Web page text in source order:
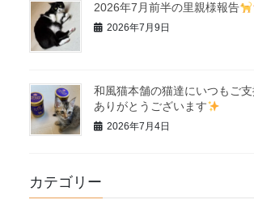
2026年7月前半の里親様報告
2026年7月9日
和風猫本舗の猫達にいつもご支
ありがとうございます
2026年7月4日
カテゴリー